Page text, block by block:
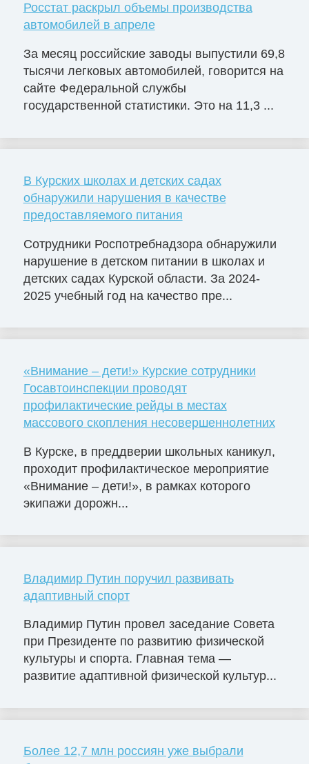
Росстат раскрыл объемы производства
автомобилей в апреле
За месяц российские заводы выпустили 69,8
тысячи легковых автомобилей, говорится на
сайте Федеральной службы
государственной статистики. Это на 11,3 ...
В Курских школах и детских садах
обнаружили нарушения в качестве
предоставляемого питания
Сотрудники Роспотребнадзора обнаружили
нарушение в детском питании в школах и
детских садах Курской области. За 2024-
2025 учебный год на качество пре...
«Внимание – дети!» Курские сотрудники
Госавтоинспекции проводят
профилактические рейды в местах
массового скопления несовершеннолетних
В Курске, в преддверии школьных каникул,
проходит профилактическое мероприятие
«Внимание – дети!», в рамках которого
экипажи дорожн...
Владимир Путин поручил развивать
адаптивный спорт
Владимир Путин провел заседание Совета
при Президенте по развитию физической
культуры и спорта. Главная тема —
развитие адаптивной физической культур...
Более 12,7 млн россиян уже выбрали